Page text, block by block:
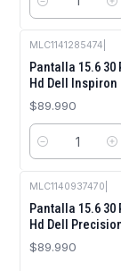
Cantidad
MLC1141285474
Pantalla 15.6 30
Hd Dell Inspiron
$89.990
Cantidad
MLC1140937470
Pantalla 15.6 30
Hd Dell
$89.990